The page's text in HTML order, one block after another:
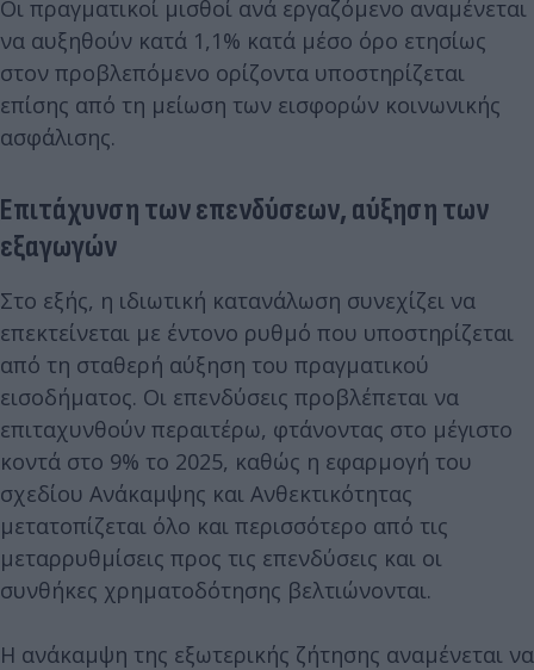
Οι πραγματικοί μισθοί ανά εργαζόμενο αναμένεται
να αυξηθούν κατά 1,1% κατά μέσο όρο ετησίως
στον προβλεπόμενο ορίζοντα υποστηρίζεται
επίσης από τη μείωση των εισφορών κοινωνικής
ασφάλισης.
Επιτάχυνση των επενδύσεων, αύξηση των
εξαγωγών
Στο εξής, η ιδιωτική κατανάλωση συνεχίζει να
επεκτείνεται με έντονο ρυθμό που υποστηρίζεται
από τη σταθερή αύξηση του πραγματικού
εισοδήματος. Οι επενδύσεις προβλέπεται να
επιταχυνθούν περαιτέρω, φτάνοντας στο μέγιστο
κοντά στο 9% το 2025, καθώς η εφαρμογή του
σχεδίου Ανάκαμψης και Ανθεκτικότητας
μετατοπίζεται όλο και περισσότερο από τις
μεταρρυθμίσεις προς τις επενδύσεις και οι
συνθήκες χρηματοδότησης βελτιώνονται.
Η ανάκαμψη της εξωτερικής ζήτησης αναμένεται να